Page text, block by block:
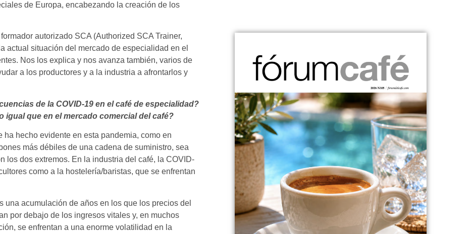
de Europa, encabezando la creación de los
autorizado SCA (Authorized SCA Trainer,
actual situación del mercado de especialidad en el
Nos los explica y nos avanza también, varios de
a los productores y a la industria a afrontarlos y
de la COVID-19 en el café de especialidad?
igual que en el mercado comercial del café?
hecho evidente en esta pandemia, como en
más débiles de una cadena de suministro, sea
los dos extremos. En la industria del café, la COVID-
como a la hostelería/baristas, que se enfrentan
una acumulación de años en los que los precios del
por debajo de los ingresos vitales y, en muchos
se enfrentan a una enorme volatilidad en la